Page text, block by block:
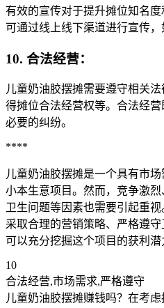
有效的宣传对于提升摊位知名
可通过线上线下渠道进行宣传，
10. 合法经营：
儿童奶油胶摆摊需要遵守相关
得摊位合法经营权等。合法经
必要的纠纷。
****
儿童奶油胶摆摊是一个具有市
小本生意项目。然而，竞争激
卫生问题等因素也需要引起重视
采取合理的营销策略、严格遵
可以充分挖掘这个项目的获利潜
10
合法经营,市场需求,严格遵守
儿童奶油胶摆摊赚钱吗？在考